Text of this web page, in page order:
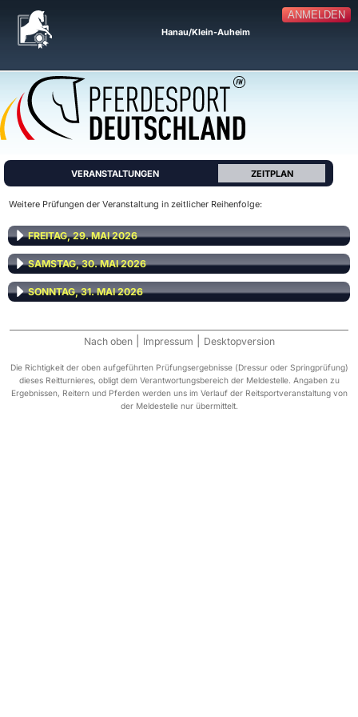
ANMELDEN
Hanau/Klein-Auheim
VERANSTALTUNGEN ZEITPLAN
Weitere Prüfungen der Veranstaltung in zeitlicher Reihenfolge:
FREITAG, 29. MAI 2026
SAMSTAG, 30. MAI 2026
SONNTAG, 31. MAI 2026
Nach oben Impressum Desktopversion
Die Richtigkeit der oben aufgeführten Prüfungsergebnisse (Dressur oder Springprüfung)
dieses Reitturnieres, obligt dem Verantwortungsbereich der Meldestelle. Angaben zu
Ergebnissen, Reitern und Pferden werden uns im Verlauf der Reitsportveranstaltung von
der Meldestelle nur übermittelt.